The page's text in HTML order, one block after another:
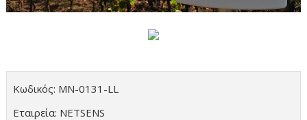
Κωδικός: MN-0131-LL
Εταιρεία: NETSENS